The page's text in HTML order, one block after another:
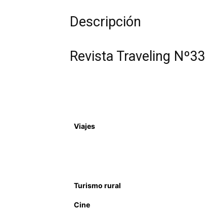
Descripción
Revista Traveling Nº33
Viajes
Turismo rural
Cine